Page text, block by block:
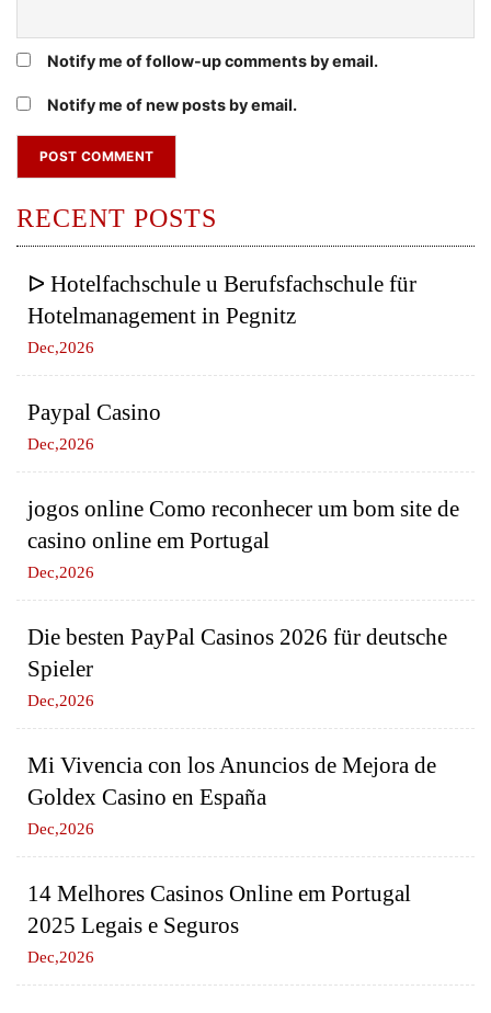
Notify me of follow-up comments by email.
Notify me of new posts by email.
RECENT POSTS
ᐅ Hotelfachschule u Berufsfachschule für
Hotelmanagement in Pegnitz
Dec,2026
Paypal Casino
Dec,2026
jogos online Como reconhecer um bom site de
casino online em Portugal
Dec,2026
Die besten PayPal Casinos 2026 für deutsche
Spieler
Dec,2026
Mi Vivencia con los Anuncios de Mejora de
Goldex Casino en España
Dec,2026
14 Melhores Casinos Online em Portugal
2025 Legais e Seguros
Dec,2026